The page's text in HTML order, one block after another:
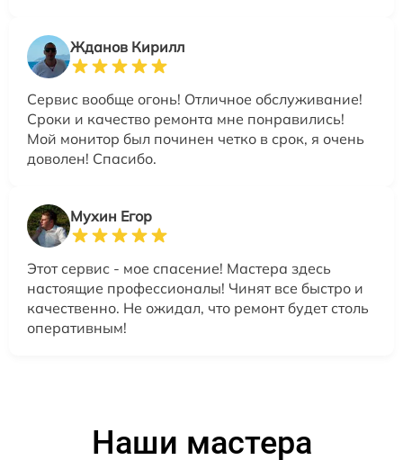
Жданов Кирилл
Сервис вообще огонь! Отличное обслуживание!
Сроки и качество ремонта мне понравились!
Мой монитор был починен четко в срок, я очень
доволен! Спасибо.
Мухин Егор
Этот сервис - мое спасение! Мастера здесь
настоящие профессионалы! Чинят все быстро и
качественно. Не ожидал, что ремонт будет столь
оперативным!
Наши мастера